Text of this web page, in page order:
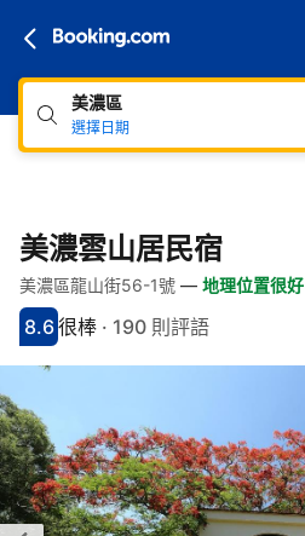
美濃區
選擇日期
美濃雲山居民宿
快速連結
跳至住宿介紹
跳至熱門設施
跳至客房類型
跳至訂房政策
美濃區龍山街56-1號 — 地理位置很好
分數8.6分
8.6
評比很棒
很棒 · 190 則評語